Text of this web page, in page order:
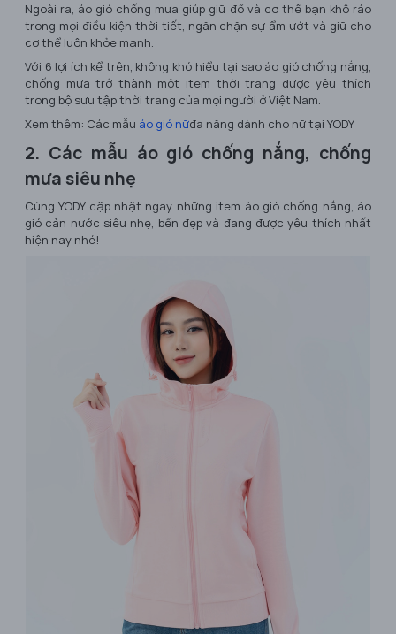
Ngoài ra, áo gió chống mưa giúp giữ đồ và cơ thể bạn khô ráo
trong mọi điều kiện thời tiết, ngăn chặn sự ẩm ướt và giữ cho
cơ thể luôn khỏe mạnh.
Với 6 lợi ích kể trên, không khó hiểu tại sao áo gió chống nắng,
chống mưa trở thành một item thời trang được yêu thích
trong bộ sưu tập thời trang của mọi người ở Việt Nam.
Xem thêm: Các mẫu áo gió nữđa năng dành cho nữ tại YODY
2. Các mẫu áo gió chống nắng, chống
mưa siêu nhẹ
Cùng YODY cập nhật ngay những item áo gió chống nắng, áo
gió cản nước siêu nhẹ, bền đẹp và đang được yêu thích nhất
hiện nay nhé!